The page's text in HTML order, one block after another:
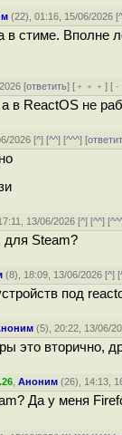
(22), 01:16, 15/06/2026 [
в стиме. Вполне
[ответить] [ ﹢﹢﹢] [
в ReactOS не
2026 [^] [^^] [^^^] [
13/06/2026 [^] [^^] [
для Steam?
(8), 18:09, 13/06/2026 [^] [
под
(5), 20:22, 13/06/
это вторично,
,Аноним (26), 14:13,
Да у меня